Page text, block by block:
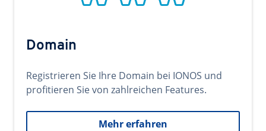
Domain
Registrieren Sie Ihre Domain bei IONOS und
profitieren Sie von zahlreichen Features.
Mehr erfahren